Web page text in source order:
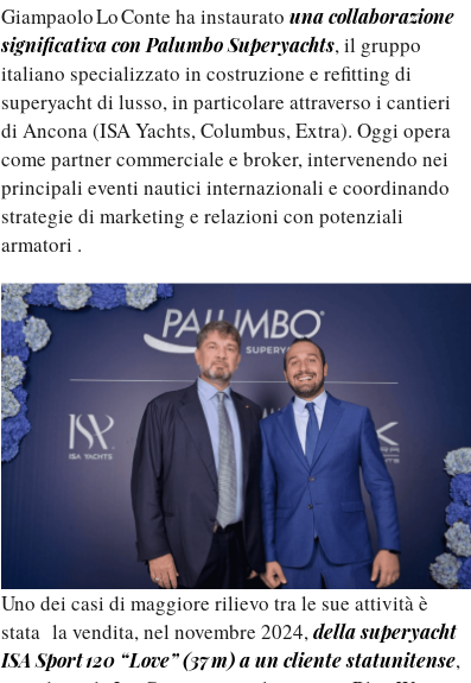
Giampaolo Lo Conte ha instaurato una collaborazione
significativa con Palumbo Superyachts, il gruppo
italiano specializzato in costruzione e refitting di
superyacht di lusso, in particolare attraverso i cantieri
di Ancona (ISA Yachts, Columbus, Extra). Oggi opera
come partner commerciale e broker, intervenendo nei
principali eventi nautici internazionali e coordinando
strategie di marketing e relazioni con potenziali
armatori .
Uno dei casi di maggiore rilievo tra le sue attività è
stata la vendita, nel novembre 2024,della superyacht
ISA Sport 120 “Love” (37 m) a un cliente statunitense,